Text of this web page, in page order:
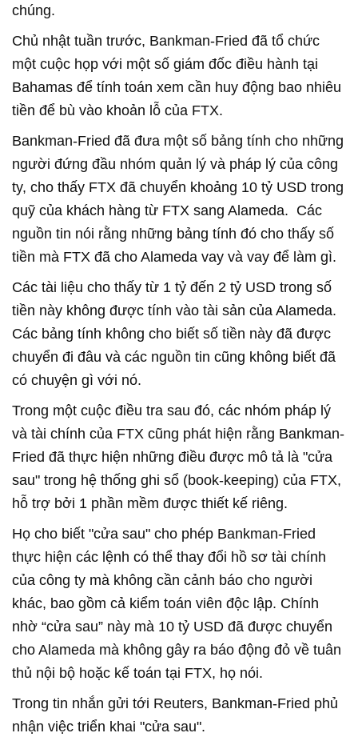
chúng.
Chủ nhật tuần trước, Bankman-Fried đã tổ chức
một cuộc họp với một số giám đốc điều hành tại
Bahamas để tính toán xem cần huy động bao nhiêu
tiền để bù vào khoản lỗ của FTX.
Bankman-Fried đã đưa một số bảng tính cho những
người đứng đầu nhóm quản lý và pháp lý của công
ty, cho thấy FTX đã chuyển khoảng 10 tỷ USD trong
quỹ của khách hàng từ FTX sang Alameda. Các
nguồn tin nói rằng những bảng tính đó cho thấy số
tiền mà FTX đã cho Alameda vay và vay để làm gì.
Các tài liệu cho thấy từ 1 tỷ đến 2 tỷ USD trong số
tiền này không được tính vào tài sản của Alameda.
Các bảng tính không cho biết số tiền này đã được
chuyển đi đâu và các nguồn tin cũng không biết đã
có chuyện gì với nó.
Trong một cuộc điều tra sau đó, các nhóm pháp lý
và tài chính của FTX cũng phát hiện rằng Bankman-
Fried đã thực hiện những điều được mô tả là "cửa
sau" trong hệ thống ghi sổ (book-keeping) của FTX,
hỗ trợ bởi 1 phần mềm được thiết kế riêng.
Họ cho biết "cửa sau" cho phép Bankman-Fried
thực hiện các lệnh có thể thay đổi hồ sơ tài chính
của công ty mà không cần cảnh báo cho người
khác, bao gồm cả kiểm toán viên độc lập. Chính
nhờ “cửa sau” này mà 10 tỷ USD đã được chuyển
cho Alameda mà không gây ra báo động đỏ về tuân
thủ nội bộ hoặc kế toán tại FTX, họ nói.
Trong tin nhắn gửi tới Reuters, Bankman-Fried phủ
nhận việc triển khai "cửa sau".